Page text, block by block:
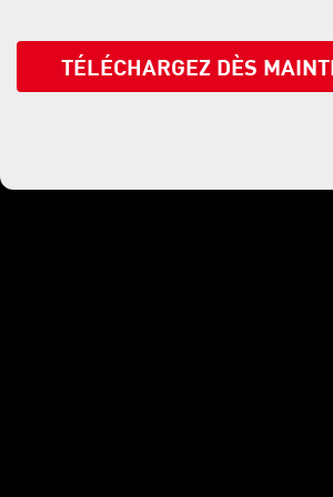
TÉLÉCHARGEZ DÈS